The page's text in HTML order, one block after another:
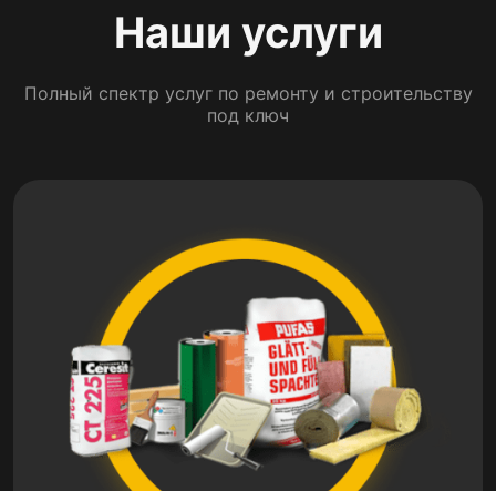
Наши услуги
Полный спектр услуг по ремонту и строительству
под ключ